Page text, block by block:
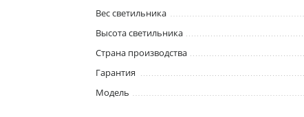
Вес светильника
Высота светильника
Страна производства
Гарантия
Модель